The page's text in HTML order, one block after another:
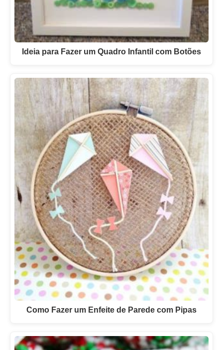
Ideia para Fazer um Quadro Infantil com Botões
Como Fazer um Enfeite de Parede com Pipas